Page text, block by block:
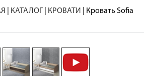
КАТАЛОГ КРОВАТИ Кровать Sofia